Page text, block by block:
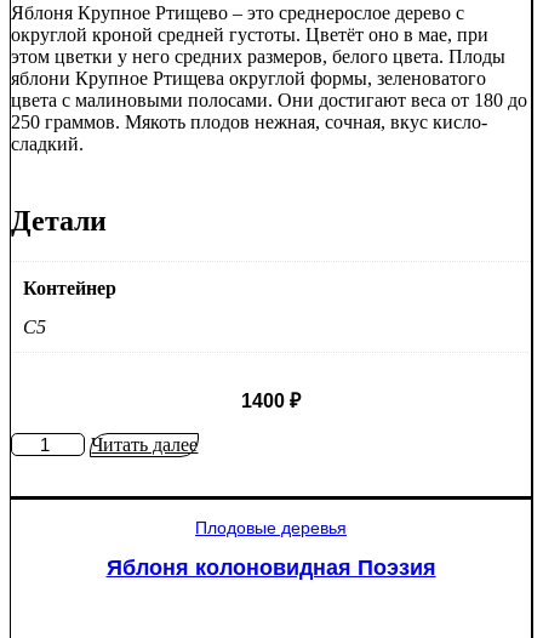
Яблоня Крупное Ртищево – это среднерослое дерево с
округлой кроной средней густоты. Цветёт оно в мае, при
этом цветки у него средних размеров, белого цвета. Плоды
яблони Крупное Ртищева округлой формы, зеленоватого
цвета с малиновыми полосами. Они достигают веса от 180 до
250 граммов. Мякоть плодов нежная, сочная, вкус кисло-
сладкий.
Детали
Контейнер
C5
1400 ₽
КоличествоЧитать далее
Плодовые деревья
Яблоня колоновидная Поэзия